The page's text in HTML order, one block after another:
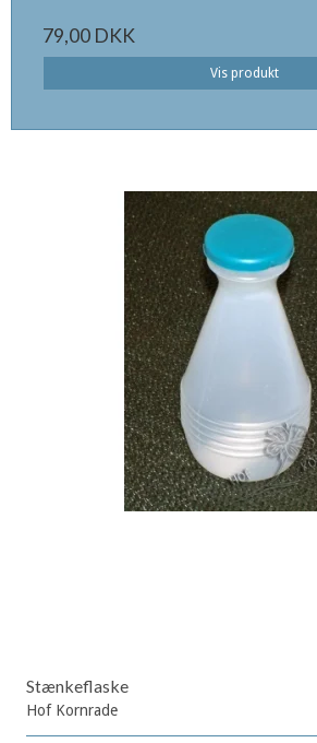
79,00 DKK
Vis produkt
Stænkeflaske
Hof Kornrade